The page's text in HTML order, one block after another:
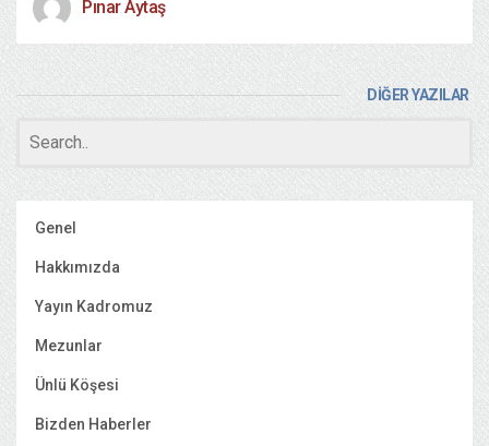
Pınar Aytaş
DİĞER YAZILAR
Genel
Hakkımızda
Yayın Kadromuz
Mezunlar
Ünlü Köşesi
Bizden Haberler